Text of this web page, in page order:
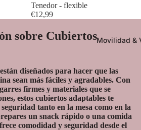
Movilidad &
Tenedor - flexible
€12,99
sobre Cubiertos
diseñados para hacer que las
sean más fáciles y agradables. Con
firmes y materiales que se
estos cubiertos adaptables te
tanto en la mesa como en la
un snack rápido o una comida
comodidad y seguridad desde el